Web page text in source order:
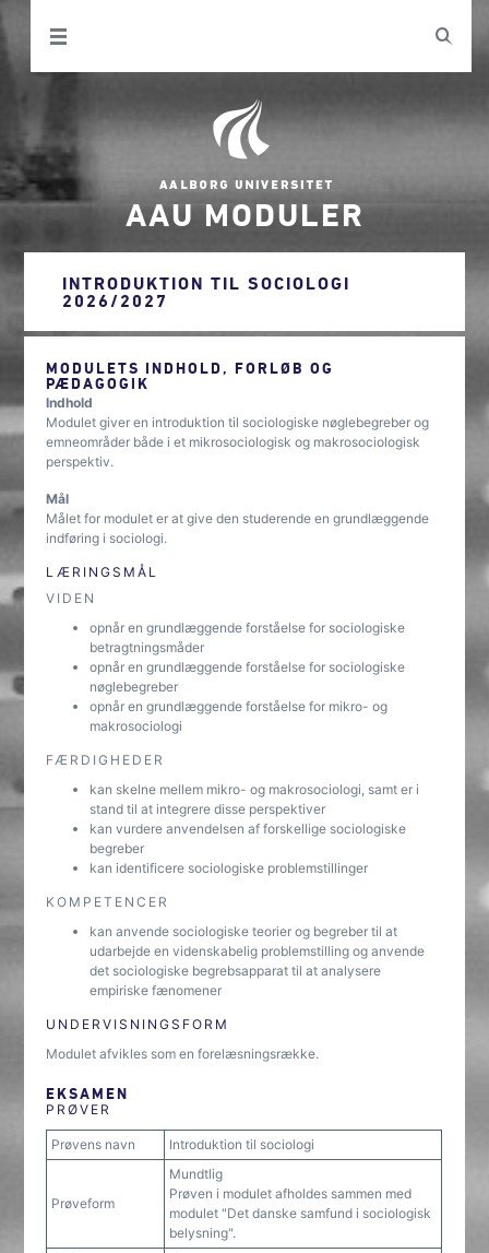
AAU MODULER
INTRODUKTION TIL SOCIOLOGI
2026/2027
MODULETS INDHOLD, FORLØB OG
PÆDAGOGIK
Indhold
Modulet giver en introduktion til sociologiske nøglebegreber og
emneområder både i et mikrosociologisk og makrosociologisk
perspektiv.
Mål
Målet for modulet er at give den studerende en grundlæggende
indføring i sociologi.
LÆRINGSMÅL
VIDEN
opnår en grundlæggende forståelse for sociologiske
betragtningsmåder
opnår en grundlæggende forståelse for sociologiske
nøglebegreber
opnår en grundlæggende forståelse for mikro- og
makrosociologi
FÆRDIGHEDER
kan skelne mellem mikro- og makrosociologi, samt er i
stand til at integrere disse perspektiver
kan vurdere anvendelsen af forskellige sociologiske
begreber
kan identificere sociologiske problemstillinger
KOMPETENCER
kan anvende sociologiske teorier og begreber til at
udarbejde en videnskabelig problemstilling og anvende
det sociologiske begrebsapparat til at analysere
empiriske fænomener
UNDERVISNINGSFORM
Modulet afvikles som en forelæsningsrække.
EKSAMEN
PRØVER
Prøvens navn Introduktion til sociologi
Prøveform
Mundtlig
Prøven i modulet afholdes sammen med
modulet "Det danske samfund i sociologisk
belysning".